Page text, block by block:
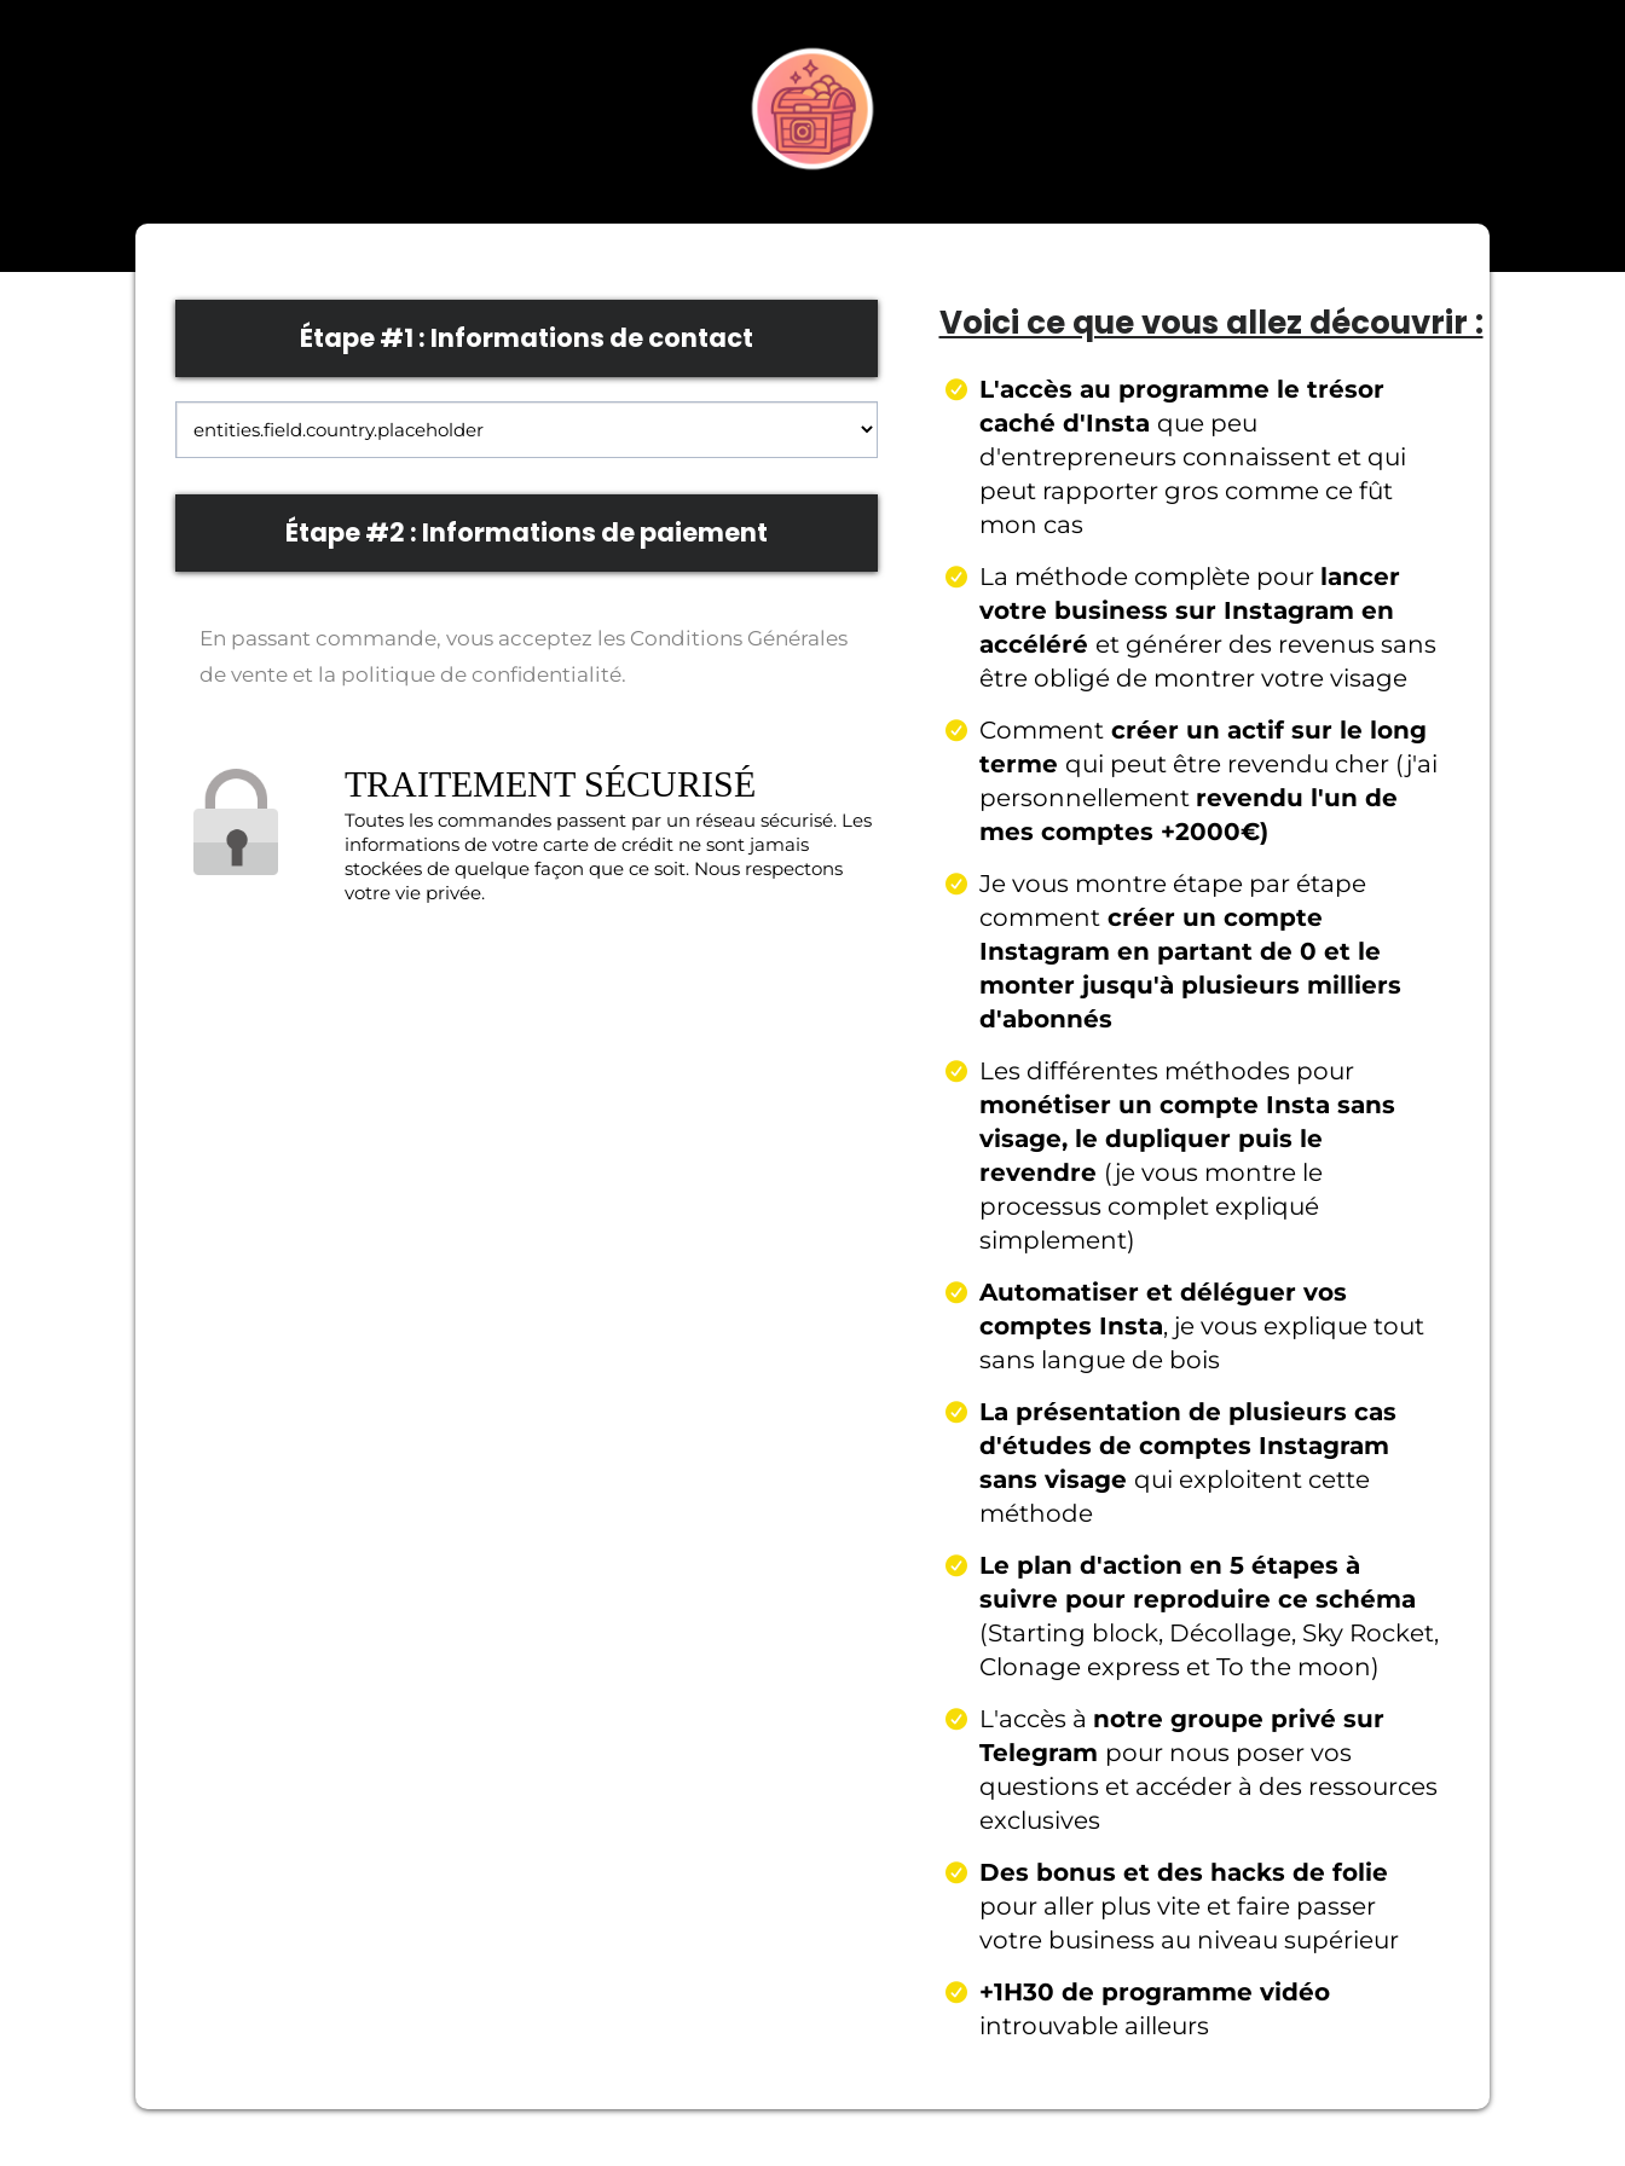
Étape #1 : Informations de contact
Étape #2 : Informations de paiement
En passant commande, vous acceptez les Conditions Générales
de vente et la politique de confidentialité.
TRAITEMENT SÉCURISÉ
Toutes les commandes passent par un réseau sécurisé. Les
informations de votre carte de crédit ne sont jamais
stockées de quelque façon que ce soit. Nous respectons
votre vie privée.
Voici ce que vous allez découvrir :
L'accès au programme le trésor
caché d'Insta que peu
d'entrepreneurs connaissent et qui
peut rapporter gros comme ce fût
mon cas
La méthode complète pour lancer
votre business sur Instagram en
accéléré et générer des revenus sans
être obligé de montrer votre visage
Commentcréer un actif sur le long
terme qui peut être revendu cher (j'ai
personnellement revendu l'un de
mes comptes +2000€)
Je vous montre étape par étape
commentcréer un compte
Instagram en partant de 0 et le
monter jusqu'à plusieurs milliers
d'abonnés
Les différentes méthodes pour
monétiser un compte Insta sans
visage, le dupliquer puis le
revendre (je vous montre le
processus complet expliqué
simplement)
Automatiser et déléguer vos
comptes Insta, je vous explique tout
sans langue de bois
La présentation de plusieurs cas
d'études de comptes Instagram
sans visage qui exploitent cette
méthode
Le plan d'action en 5 étapes à
suivre pour reproduire ce schéma
(Starting block, Décollage, Sky Rocket,
Clonage express et To the moon)
L'accès à notre groupe privé sur
Telegram pour nous poser vos
questions et accéder à des ressources
exclusives
Des bonus et des hacks de folie
pour aller plus vite et faire passer
votre business au niveau supérieur
+1H30 de programme vidéo
introuvable ailleurs